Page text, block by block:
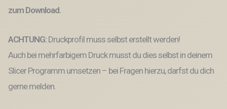
Löcher
3D-
Datei
zum Download.
ACHTUNG: Druckprofil muss selbst erstellt werden!
Auch bei mehrfarbigem Druck musst du dies selbst in deinem
Slicer Programm umsetzen – bei Fragen hierzu, darfst du dich
gerne melden.